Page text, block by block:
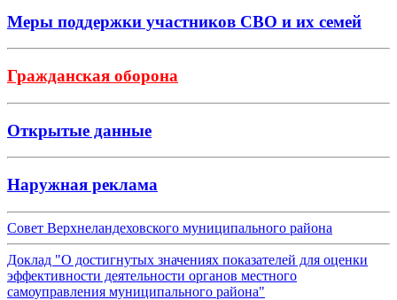
Меры поддержки участников СВО и их семей
Гражданская оборона
Открытые данные
Наружная реклама
Совет Верхнеландеховского муниципального района
Доклад "О достигнутых значениях показателей для оценки
эффективности деятельности органов местного
самоуправления муниципального района"